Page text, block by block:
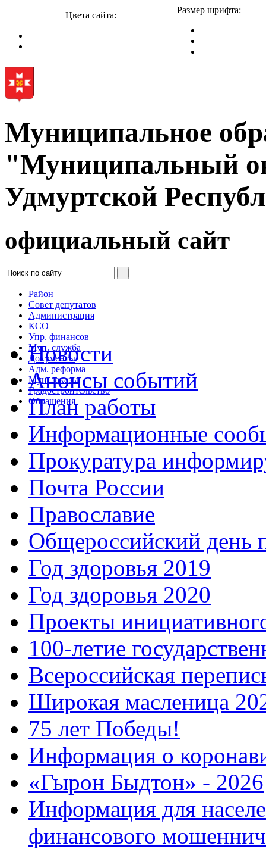
Цвета сайта:
Размер шрифта:
Муниципальное
"Муниципальный
Удмуртской
официальный сайт
Район
Совет депутатов
Администрация
КСО
Упр. финансов
Мун. служба
Документы
Адм. реформа
Мун. заказы
Градостроительство
Обращения
Новости
Анонсы событий
План работы
Информационные
Прокуратура
Почта России
Православие
Общероссийский день
Год здоровья 2019
Год здоровья 2020
Проекты
100-летие
Всероссийская
Широкая масленица
75 лет Победы!
Информация о
«Гырон Быдтон» - 2026
Информация для
финансового